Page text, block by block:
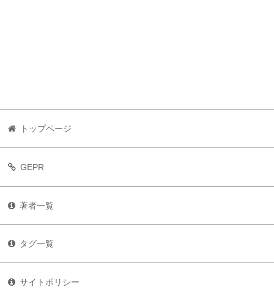
トップページ
GEPR
著者一覧
タグ一覧
サイトポリシー